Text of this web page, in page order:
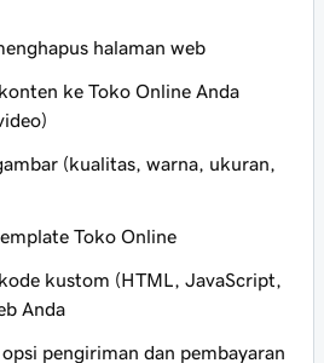
halaman web
ke Toko Online Anda
(kualitas, warna, ukuran,
Toko Online
kustom (HTML, JavaScript,
Anda
pengiriman dan pembayaran